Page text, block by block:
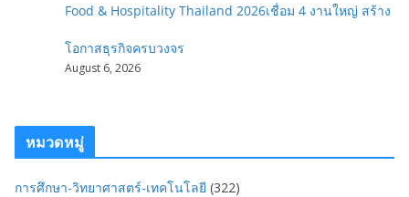
Food & Hospitality Thailand 2026เชื่อม 4 งานใหญ่ สร้าง
โอกาสธุรกิจครบวงจร
August 6, 2026
หมวดหมู่
การศึกษา-วิทยาศาสตร์-เทคโนโลยี (322)